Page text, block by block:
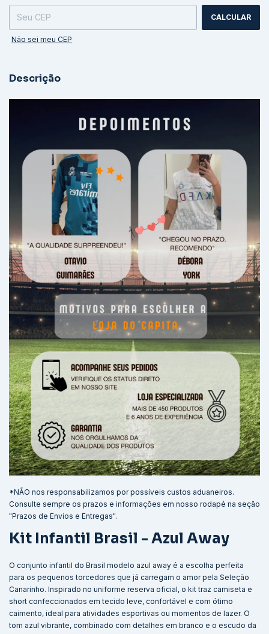
CALCULAR
Não sei meu CEP
Descrição
*NÃO nos responsabilizamos por possíveis custos aduaneiros.
Consulte sempre os prazos e informações em nosso rodapé na seção
"Prazos de Envios e Entregas".
Kit Infantil Brasil - Azul Away
O conjunto infantil do Brasil modelo azul away é a escolha perfeita
para os pequenos torcedores que já carregam o amor pela Seleção
Canarinho. Inspirado no uniforme reserva oficial, o kit traz camiseta e
short confeccionados em tecido leve, confortável e com ótimo
caimento, ideal para atividades esportivas ou momentos de lazer. O
tom azul vibrante, combinado com detalhes em branco e o escudo da